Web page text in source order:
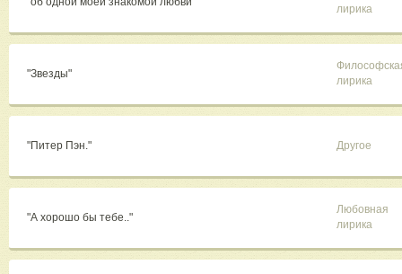
лирика
"Звезды"
лирика
"Питер Пэн." Другое
"А хорошо бы тебе.."
Любовная
лирика